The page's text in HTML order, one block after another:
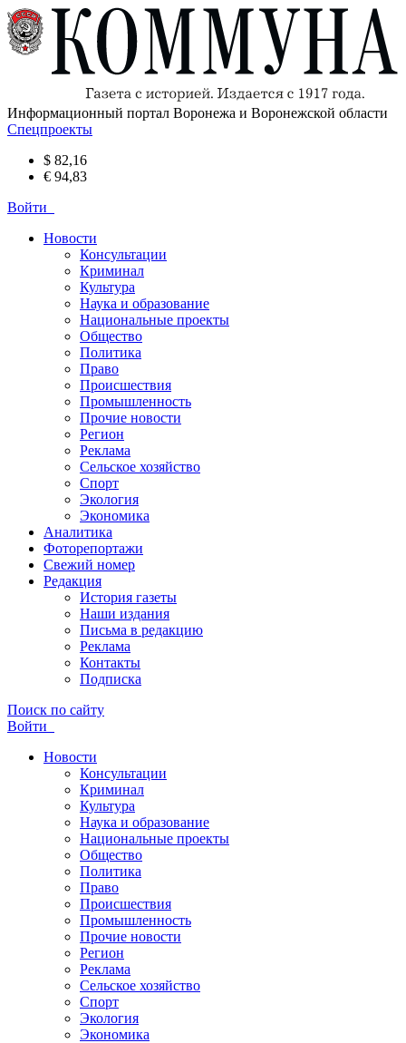
Информационный портал Воронежа и Воронежской области
Спецпроекты
$ 82,16
€ 94,83
Войти
Новости
Консультации
Криминал
Культура
Наука и образование
Национальные проекты
Общество
Политика
Право
Происшествия
Промышленность
Прочие новости
Регион
Реклама
Сельское хозяйство
Спорт
Экология
Экономика
Аналитика
Фоторепортажи
Свежий номер
Редакция
История газеты
Наши издания
Письма в редакцию
Реклама
Контакты
Подписка
Поиск по сайту
Войти
Новости
Консультации
Криминал
Культура
Наука и образование
Национальные проекты
Общество
Политика
Право
Происшествия
Промышленность
Прочие новости
Регион
Реклама
Сельское хозяйство
Спорт
Экология
Экономика